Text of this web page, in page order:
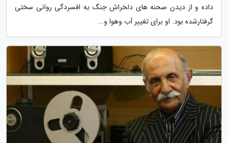
داده و از دیدن صحنه های دلخراش جنگ به افسردگی روانی سختی
گرفتارشده بود. او برای تغییر آب وهوا و...